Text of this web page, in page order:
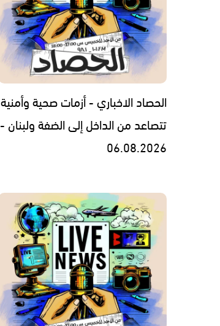
الحصاد الاخباري - أزمات صحية وأمنية
تتصاعد من الداخل إلى الضفة ولبنان -
06.08.2026